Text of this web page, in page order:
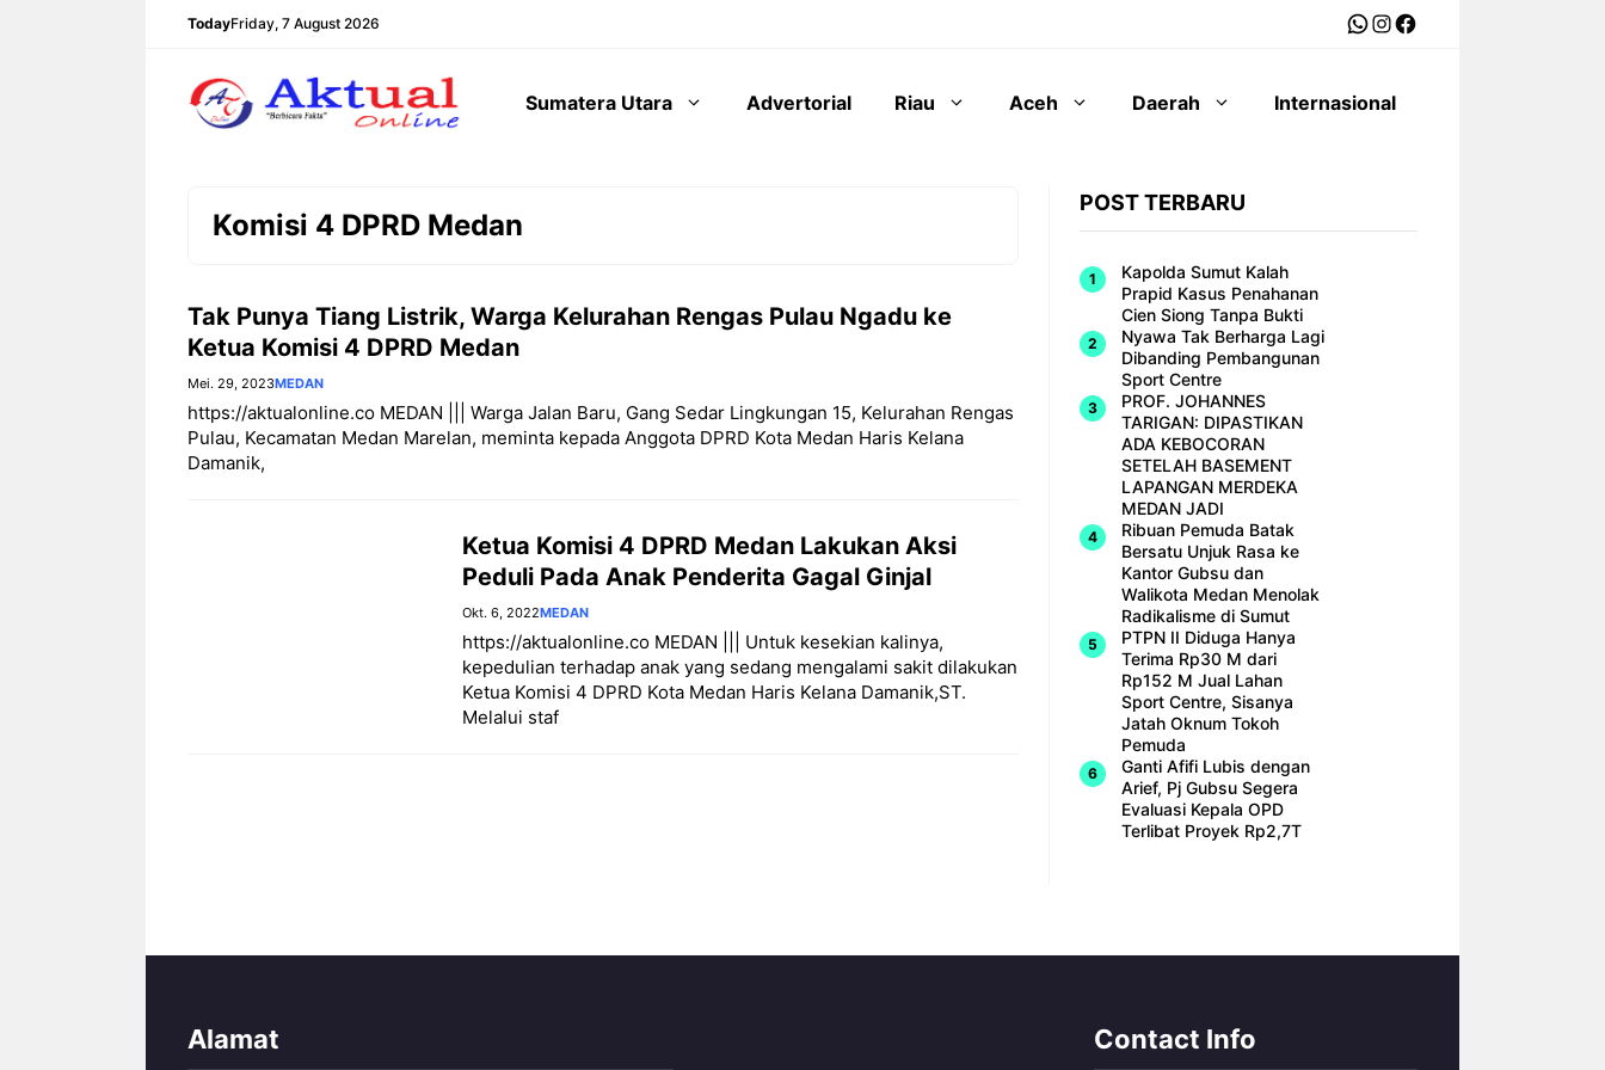
TodayFriday, 7 August 2026 WhatsApp
Instagram
Facebook
Sumatera Utara Advertorial Riau Aceh Daerah Internasional
Komisi 4 DPRD Medan
Tak Punya Tiang Listrik, Warga Kelurahan Rengas Pulau Ngadu ke
Ketua Komisi 4 DPRD Medan
Mei. 29, 2023MEDAN
https://aktualonline.co MEDAN ||| Warga Jalan Baru, Gang Sedar Lingkungan 15, Kelurahan Rengas
Pulau, Kecamatan Medan Marelan, meminta kepada Anggota DPRD Kota Medan Haris Kelana
Damanik,
Ketua Komisi 4 DPRD Medan Lakukan Aksi
Peduli Pada Anak Penderita Gagal Ginjal
Okt. 6, 2022MEDAN
https://aktualonline.co MEDAN ||| Untuk kesekian kalinya,
kepedulian terhadap anak yang sedang mengalami sakit dilakukan
Ketua Komisi 4 DPRD Kota Medan Haris Kelana Damanik,ST.
Melalui staf
POST TERBARU
Kapolda Sumut Kalah
Prapid Kasus Penahanan
Cien Siong Tanpa Bukti
Nyawa Tak Berharga Lagi
Dibanding Pembangunan
Sport Centre
PROF. JOHANNES
TARIGAN: DIPASTIKAN
ADA KEBOCORAN
SETELAH BASEMENT
LAPANGAN MERDEKA
MEDAN JADI
Ribuan Pemuda Batak
Bersatu Unjuk Rasa ke
Kantor Gubsu dan
Walikota Medan Menolak
Radikalisme di Sumut
PTPN II Diduga Hanya
Terima Rp30 M dari
Rp152 M Jual Lahan
Sport Centre, Sisanya
Jatah Oknum Tokoh
Pemuda
Ganti Afifi Lubis dengan
Arief, Pj Gubsu Segera
Evaluasi Kepala OPD
Terlibat Proyek Rp2,7T
Alamat Contact Info